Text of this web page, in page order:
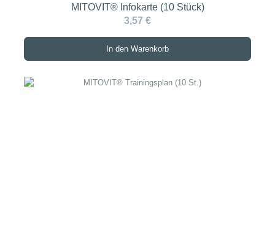
MITOVIT® Infokarte (10 Stück)
3,57 €
In den Warenkorb